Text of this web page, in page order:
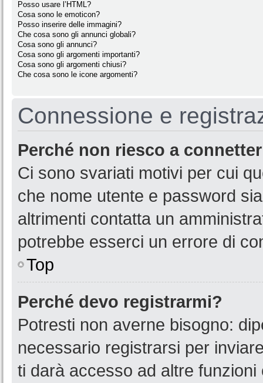
Posso usare l’HTML?
Cosa sono le emoticon?
Posso inserire delle immagini?
Che cosa sono gli annunci globali?
Cosa sono gli annunci?
Cosa sono gli argomenti importanti?
Cosa sono gli argomenti chiusi?
Che cosa sono le icone argomenti?
Connessione e
Perché non riesco a
Ci sono svariati motivi per cui
che nome utente e password
altrimenti contatta un
potrebbe esserci un errore di
Top
Perché devo registrarmi?
Potresti non averne bisogno:
necessario registrarsi per
ti darà accesso ad altre